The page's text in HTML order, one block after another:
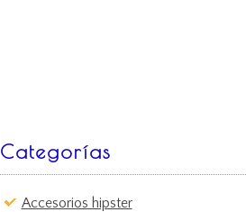
Categorías
Accesorios hipster